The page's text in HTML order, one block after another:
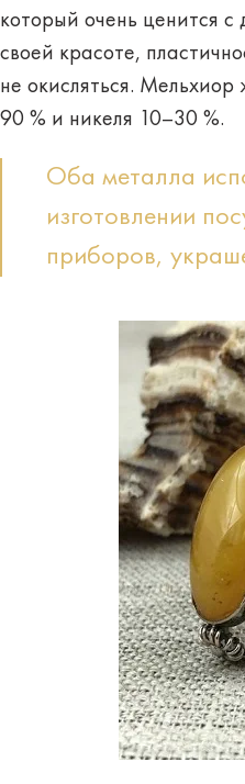
который очень ценится
своей красоте,
не окисляться. Мельхиор
90 % и никеля 10–30 %.
Оба металла
изготовлении
приборов,